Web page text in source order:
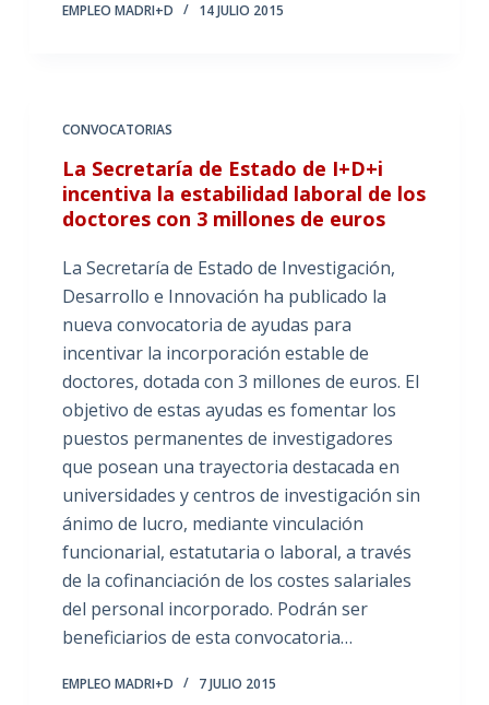
EMPLEO MADRI+D 14 JULIO 2015
CONVOCATORIAS
La Secretaría de Estado de I+D+i
incentiva la estabilidad laboral de los
doctores con 3 millones de euros
La Secretaría de Estado de Investigación,
Desarrollo e Innovación ha publicado la
nueva convocatoria de ayudas para
incentivar la incorporación estable de
doctores, dotada con 3 millones de euros. El
objetivo de estas ayudas es fomentar los
puestos permanentes de investigadores
que posean una trayectoria destacada en
universidades y centros de investigación sin
ánimo de lucro, mediante vinculación
funcionarial, estatutaria o laboral, a través
de la cofinanciación de los costes salariales
del personal incorporado. Podrán ser
beneficiarios de esta convocatoria…
EMPLEO MADRI+D 7 JULIO 2015